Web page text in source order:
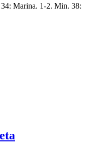
Marina. 1-2. Min. 38: